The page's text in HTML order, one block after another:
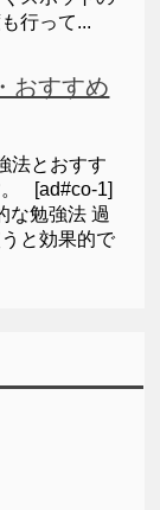
行って...
おすすめ
法とおすす
[ad#co-1]
な勉強法 過
と効果的で